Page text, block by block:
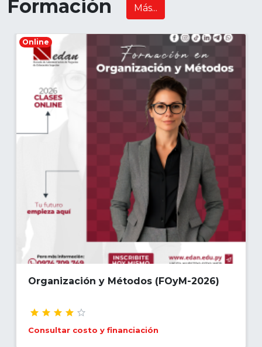
Formación Más...
Online
Organización y Métodos (FOyM-2026)
Consultar costo y financiación